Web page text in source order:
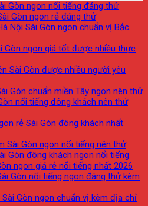
Gòn ngon nổi tiếng đáng thử
Gòn ngon rẻ đáng thử
Nội Sài Gòn ngon chuẩn vị Bắc
Gòn ngon giá tốt được nhiều thực
Sài Gòn được nhiều người yêu
Gòn chuẩn miền Tây ngon nên thử
nổi tiếng đông khách nên thử
rẻ Sài Gòn đông khách nhất
Sài Gòn ngon nổi tiếng nên thử
Gòn đông khách ngon nổi tiếng
ngon giá rẻ nổi tiếng nhất 2026
Gòn nổi tiếng ngon đáng thử kèm
Gòn ngon chuẩn vị kèm địa chỉ